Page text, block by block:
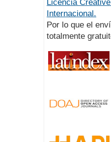
Licencia
Internacional.
Por lo que el
totalmente